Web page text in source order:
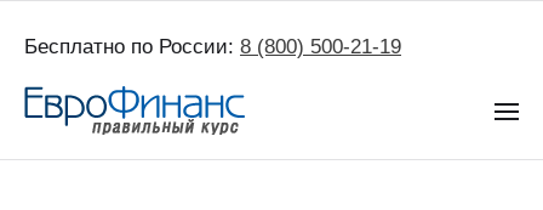
Бесплатно по России: 8 (800) 500-21-19